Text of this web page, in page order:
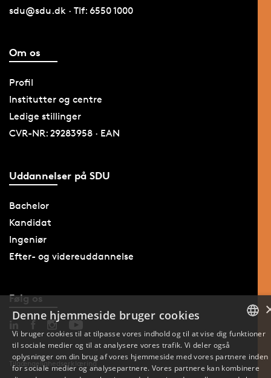
sdu@sdu.dk · Tlf: 6550 1000
Om os
Profil
Institutter og centre
Ledige stillinger
CVR-NR: 29283958 · EAN
Uddannelser på SDU
Bachelor
Kandidat
Ingeniør
Efter- og videreuddannelse
Følg os
Tilgængelighedserklæring
ENGLISH
Denne hjemmeside bruger cookies
Vi bruger cookies til at tilpasse vores indhold og til at vise dig funktioner
til sociale medier og til at analysere vores trafik. Vi deler også
oplysninger om din brug af vores hjemmeside med vores partnere inden
for sociale medier og analysepartnere. Vores partnere kan kombinere